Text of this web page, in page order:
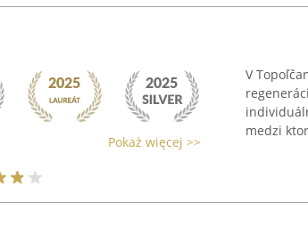
Pokaż więcej >>
V
medzi